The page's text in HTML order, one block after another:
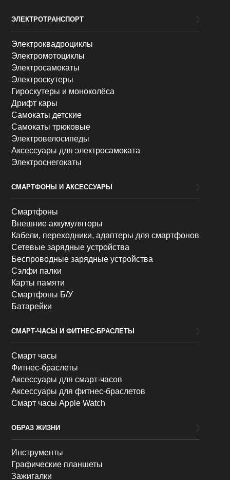
ЭЛЕКТРОТРАНСПОРТ
Электроквадроциклы
Электромотоциклы
Электросамокаты
Электроскутеры
Гироскутеры и моноколёса
Дрифт кары
Самокаты детские
Самокаты трюковые
Электровелосипеды
Аксессуары для электросамоката
Электроснегокаты
СМАРТФОНЫ И АКСЕССУАРЫ
Смартфоны
Внешние аккумуляторы
Кабели, переходники, адаптеры для смартфонов
Сетевые зарядные устройства
Беспроводные зарядные устройства
Сэлфи палки
Карты памяти
Смартфоны Б/У
Батарейки
СМАРТ-ЧАСЫ И ФИТНЕС-БРАСЛЕТЫ
Смарт часы
Фитнес-браслеты
Аксессуары для смарт-часов
Аксессуары для фитнес-браслетов
Смарт часы Apple Watch
ОБРАЗ ЖИЗНИ
Инструменты
Графические планшеты
Зажигалки